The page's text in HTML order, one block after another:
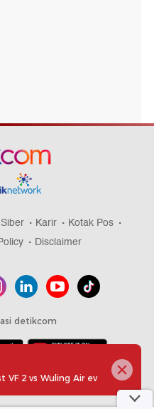
Karir
Kotak Pos
Disclaimer
detikcom
All right reserved
VF 2 vs Wuling Air ev